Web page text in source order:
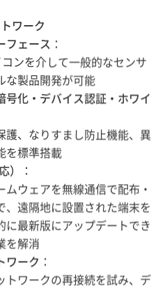
ワーク
フェース
：
ンを介して一般的なセンサ
な製品開発が可能
号化・デバイス認証・ホワイ
護、なりすまし防止機能、異
を標準搭載
）
：
ムウェアを無線通信で配布・
、遠隔地に設置された端末を
に最新版にアップデートでき
を解消
ワーク ：
トワークの再接続を試み、デ